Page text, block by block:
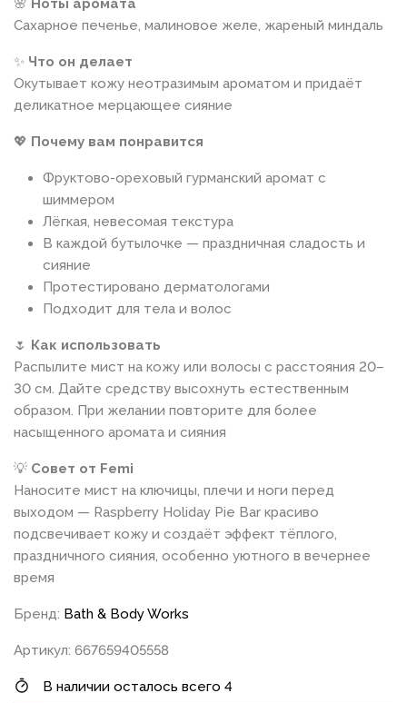
🌸 Ноты аромата
Сахарное печенье, малиновое желе, жареный миндаль
✨ Что он делает
Окутывает кожу неотразимым ароматом и придаёт
деликатное мерцающее сияние
💖 Почему вам понравится
Фруктово-ореховый гурманский аромат с
шиммером
Лёгкая, невесомая текстура
В каждой бутылочке — праздничная сладость и
сияние
Протестировано дерматологами
Подходит для тела и волос
🌷 Как использовать
Распылите мист на кожу или волосы с расстояния 20–
30 см. Дайте средству высохнуть естественным
образом. При желании повторите для более
насыщенного аромата и сияния
💡 Совет от Femi
Наносите мист на ключицы, плечи и ноги перед
выходом — Raspberry Holiday Pie Bar красиво
подсвечивает кожу и создаёт эффект тёплого,
праздничного сияния, особенно уютного в вечернее
время
Бренд: Bath & Body Works
Артикул: 667659405558
В наличии осталось всего 4